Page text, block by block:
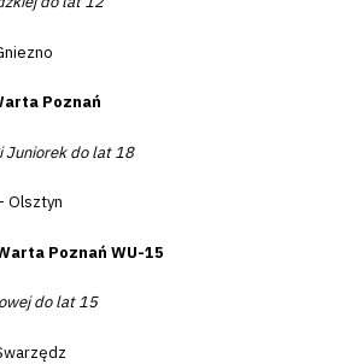
Poznań
Juniorek do lat 18
Olsztyn
Poznań WU-15
do lat 15